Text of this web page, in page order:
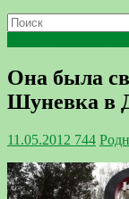
Она была
Шуневка в
11.05.2012 744